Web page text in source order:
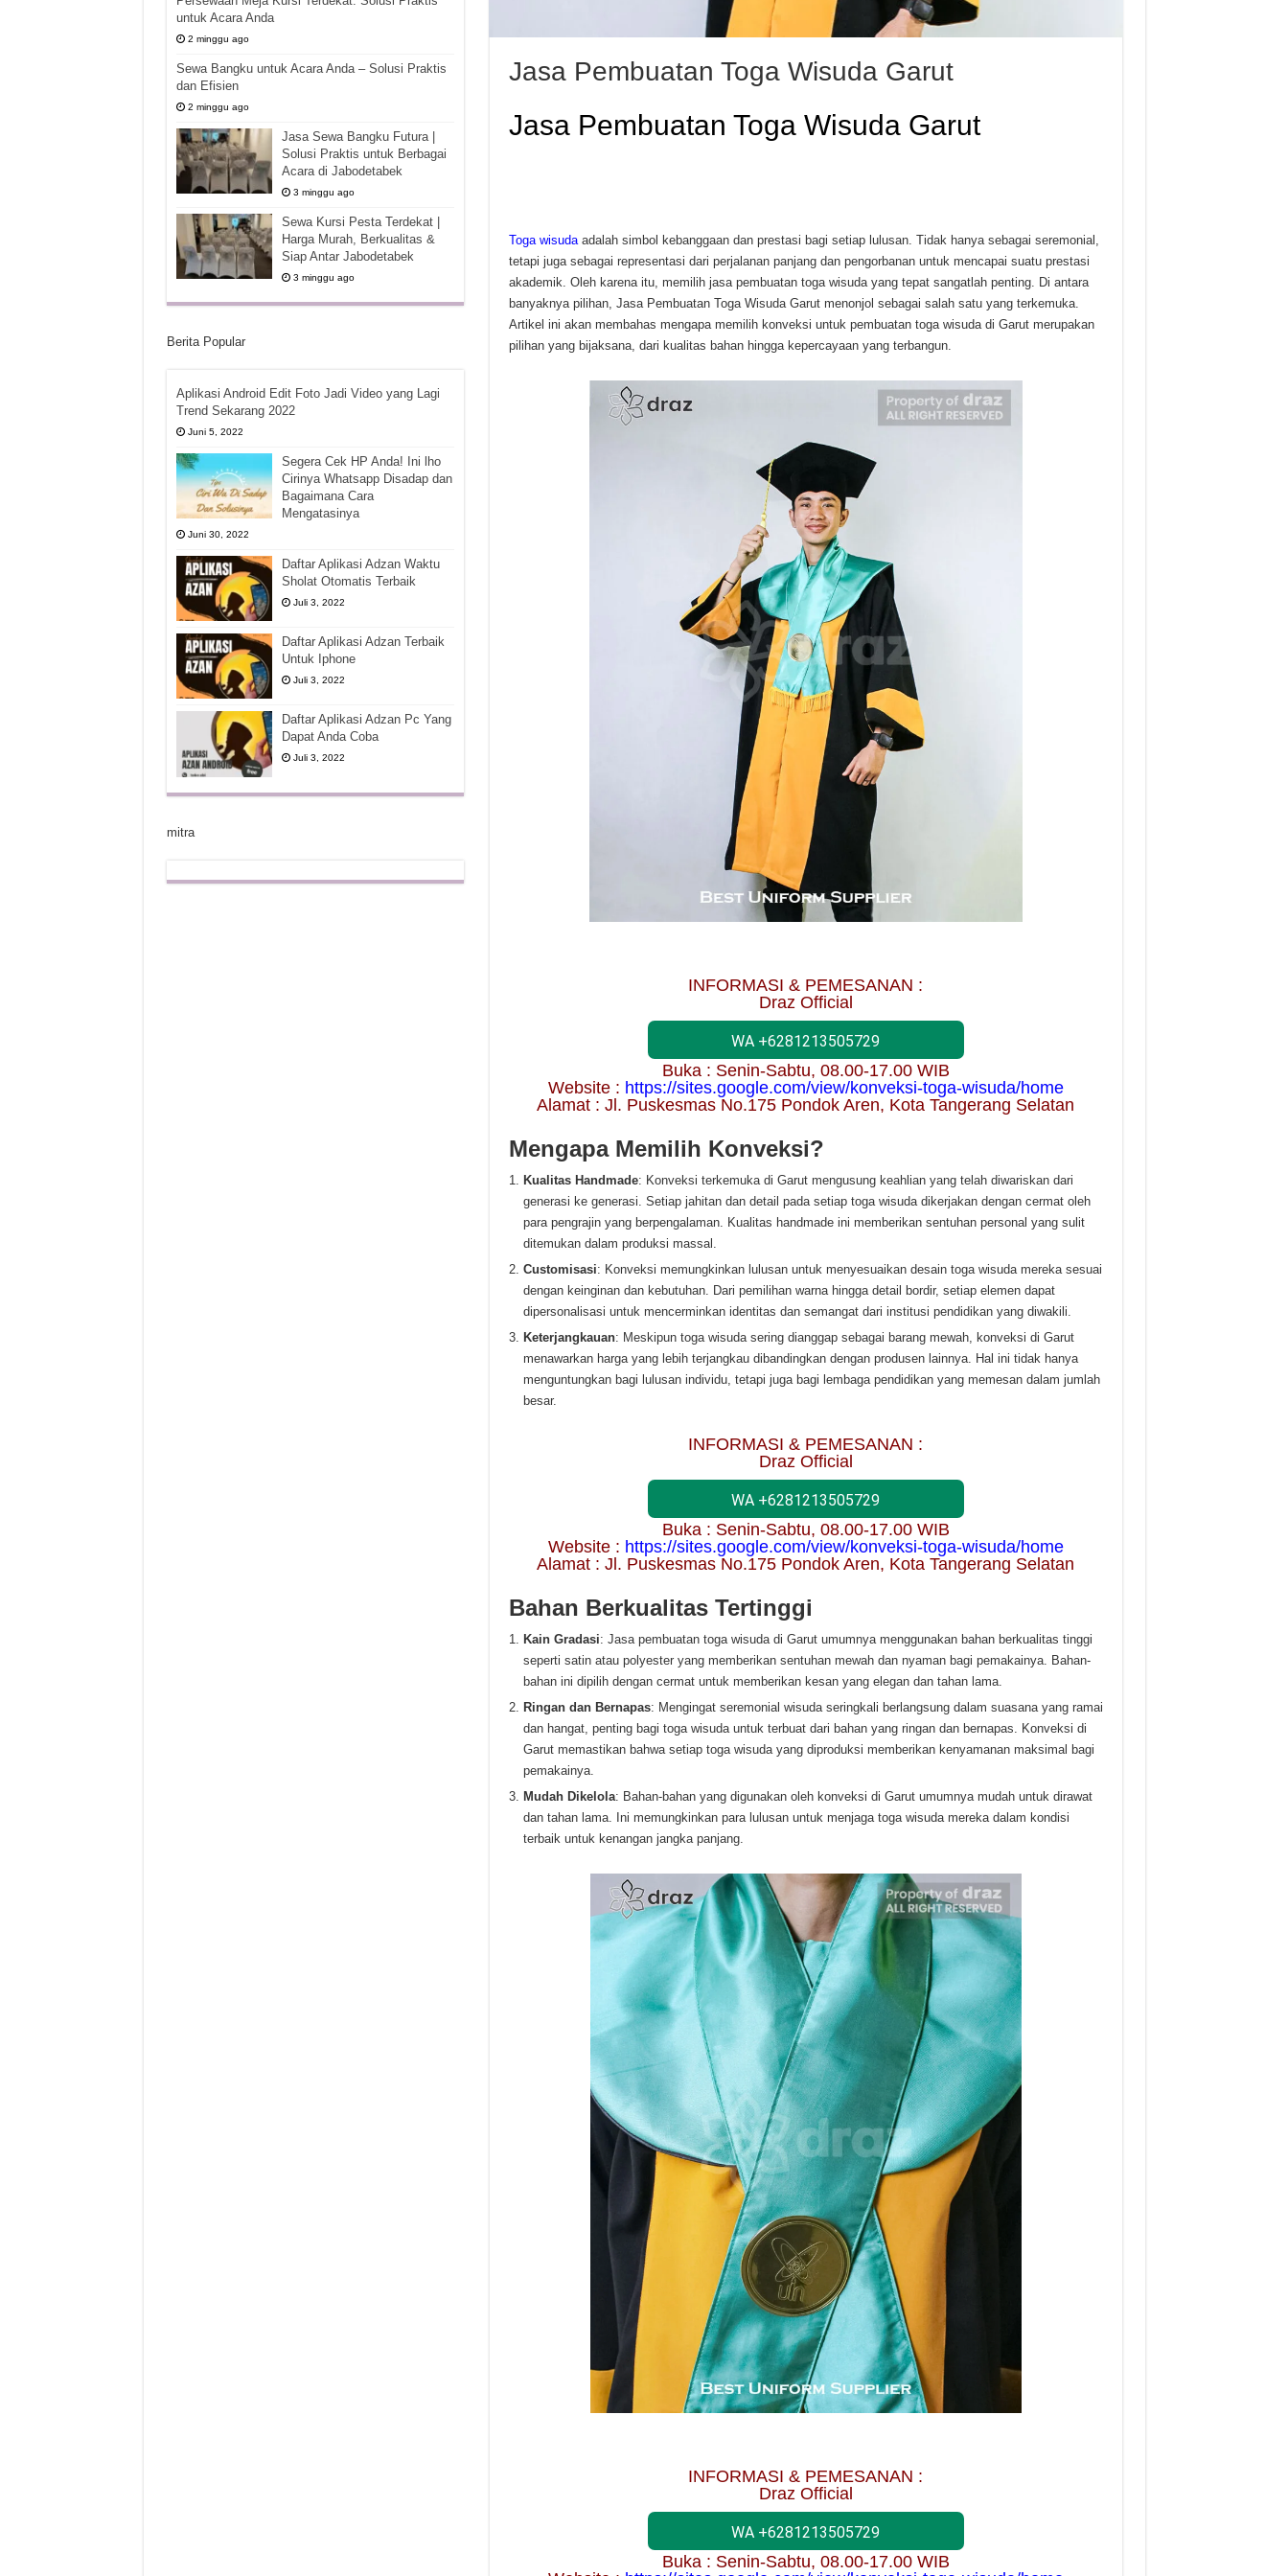
Jasa Pembuatan Toga Wisuda Garut
Jasa Pembuatan Toga Wisuda Garut
Toga wisudaadalah simbol kebanggaan dan prestasi bagi setiap lulusan. Tidak hanya sebagai seremonial,
tetapi juga sebagai representasi dari perjalanan panjang dan pengorbanan untuk mencapai suatu prestasi
akademik. Oleh karena itu, memilih jasa pembuatan toga wisuda yang tepat sangatlah penting. Di antara
banyaknya pilihan, Jasa Pembuatan Toga Wisuda Garut menonjol sebagai salah satu yang terkemuka.
Artikel ini akan membahas mengapa memilih konveksi untuk pembuatan toga wisuda di Garut merupakan
pilihan yang bijaksana, dari kualitas bahan hingga kepercayaan yang terbangun.
INFORMASI & PEMESANAN :
Draz Official
WA +6281213505729
Buka : Senin-Sabtu, 08.00-17.00 WIB
Website : https://sites.google.com/view/konveksi-toga-wisuda/home
Alamat : Jl. Puskesmas No.175 Pondok Aren, Kota Tangerang Selatan
Mengapa Memilih Konveksi?
Kualitas Handmade: Konveksi terkemuka di Garut mengusung keahlian yang telah diwariskan dari
generasi ke generasi. Setiap jahitan dan detail pada setiap toga wisuda dikerjakan dengan cermat oleh
para pengrajin yang berpengalaman. Kualitas handmade ini memberikan sentuhan personal yang sulit
ditemukan dalam produksi massal.
Customisasi: Konveksi memungkinkan lulusan untuk menyesuaikan desain toga wisuda mereka sesuai
dengan keinginan dan kebutuhan. Dari pemilihan warna hingga detail bordir, setiap elemen dapat
dipersonalisasi untuk mencerminkan identitas dan semangat dari institusi pendidikan yang diwakili.
Keterjangkauan: Meskipun toga wisuda sering dianggap sebagai barang mewah, konveksi di Garut
menawarkan harga yang lebih terjangkau dibandingkan dengan produsen lainnya. Hal ini tidak hanya
menguntungkan bagi lulusan individu, tetapi juga bagi lembaga pendidikan yang memesan dalam jumlah
besar.
INFORMASI & PEMESANAN :
Draz Official
WA +6281213505729
Buka : Senin-Sabtu, 08.00-17.00 WIB
Website : https://sites.google.com/view/konveksi-toga-wisuda/home
Alamat : Jl. Puskesmas No.175 Pondok Aren, Kota Tangerang Selatan
Bahan Berkualitas Tertinggi
Kain Gradasi: Jasa pembuatan toga wisuda di Garut umumnya menggunakan bahan berkualitas tinggi
seperti satin atau polyester yang memberikan sentuhan mewah dan nyaman bagi pemakainya. Bahan-
bahan ini dipilih dengan cermat untuk memberikan kesan yang elegan dan tahan lama.
Ringan dan Bernapas: Mengingat seremonial wisuda seringkali berlangsung dalam suasana yang ramai
dan hangat, penting bagi toga wisuda untuk terbuat dari bahan yang ringan dan bernapas. Konveksi di
Garut memastikan bahwa setiap toga wisuda yang diproduksi memberikan kenyamanan maksimal bagi
pemakainya.
Mudah Dikelola: Bahan-bahan yang digunakan oleh konveksi di Garut umumnya mudah untuk dirawat
dan tahan lama. Ini memungkinkan para lulusan untuk menjaga toga wisuda mereka dalam kondisi
terbaik untuk kenangan jangka panjang.
INFORMASI & PEMESANAN :
Draz Official
WA +6281213505729
Buka : Senin-Sabtu, 08.00-17.00 WIB
untuk Acara Anda
2 minggu ago
Sewa Bangku untuk Acara Anda – Solusi Praktis
dan Efisien
2 minggu ago
Jasa Sewa Bangku Futura |
Solusi Praktis untuk Berbagai
Acara di Jabodetabek
3 minggu ago
Sewa Kursi Pesta Terdekat |
Harga Murah, Berkualitas &
Siap Antar Jabodetabek
3 minggu ago
Berita Popular
Aplikasi Android Edit Foto Jadi Video yang Lagi
Trend Sekarang 2022
Juni 5, 2022
Segera Cek HP Anda! Ini lho
Cirinya Whatsapp Disadap dan
Bagaimana Cara
Mengatasinya
Juni 30, 2022
Daftar Aplikasi Adzan Waktu
Sholat Otomatis Terbaik
Juli 3, 2022
Daftar Aplikasi Adzan Terbaik
Untuk Iphone
Juli 3, 2022
Daftar Aplikasi Adzan Pc Yang
Dapat Anda Coba
Juli 3, 2022
mitra